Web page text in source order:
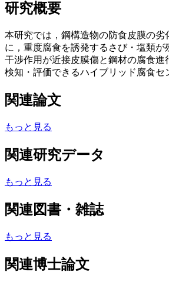
研究概要
本研究では，鋼構造物の防食皮膜の
に，重度腐食を誘発するさび・塩類
干渉作用が近接皮膜傷と鋼材の腐食
検知・評価できるハイブリッド腐食セ
関連論文
もっと見る
関連研究データ
もっと見る
関連図書・雑誌
もっと見る
関連博士論文